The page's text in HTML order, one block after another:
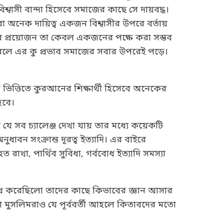
বান্দা হিসেবে সমাজের কাছে সে দায়বদ্ধ।
দায়িত্ব একজন বিশ্বাসীর উপরে বর্তায়
প্রয়োজন তা কেবল একজনের পক্ষে করা সম্ভব
এর কু প্রভাব সমাজের সবার উপরেই পড়ে।
কুরআনের শিক্ষার্থী হিসেবে অনেকের
যে সব চ্যালেঞ্জ দেখা যায় তার মধ্যে কয়েকটি
সংক্রান্ত দূরত্ব ইত্যাদি। এর বাইরে
পার্থিব সুবিধা, গর্ববোধ ইত্যাদি সমস্যা
তাদের কাছে কিভাবের জ্ঞান আসার
যে পূর্ববর্তী আহলে কিতাবদের মতো